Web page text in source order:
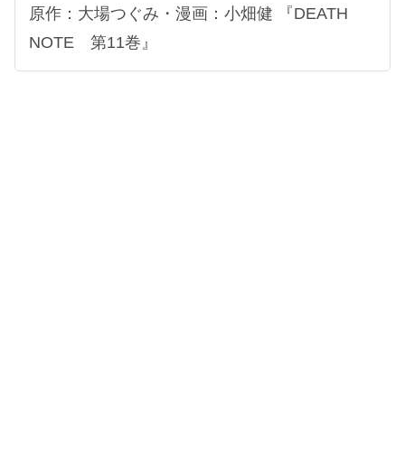
原作：大場つぐみ・漫画：小畑健 『DEATH
NOTE 第11巻』